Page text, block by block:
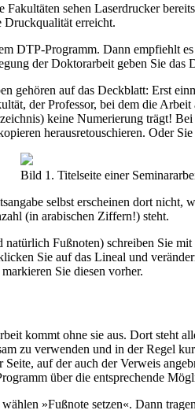
sehen Laserdrucker
Druckqualität erreicht.
DTP-Programm. Dann empfiehlt
der Doktorarbeit geben Sie
gehören auf das Deckblatt: Erst
der Professor, bei dem die
keine Numerierung trägt!
herausretouschieren. Oder
Bild 1. Titelseite einer
selbst erscheinen dort
(in arabischen Ziffern!) steht.
Fußnoten) schreiben Sie
Sie auf das Lineal und
Sie diesen vorher.
kommt ohne sie aus. Dort steht
zu verwenden und in der Regel
auf der auch der Verweis
über die entsprechende
»Fußnote setzen«. Dann